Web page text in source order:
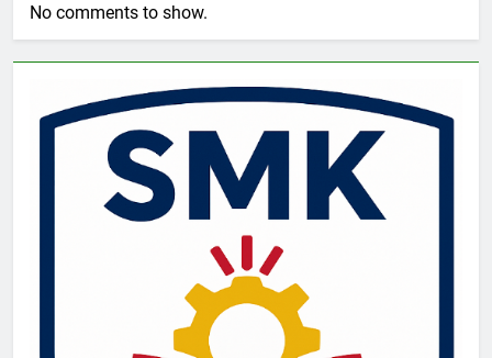
No comments to show.